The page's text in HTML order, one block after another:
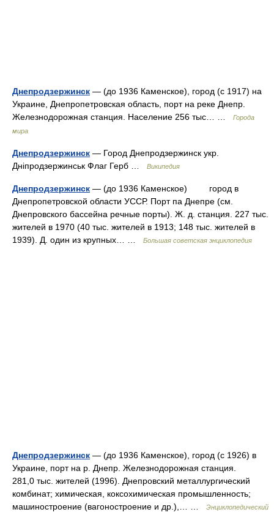
Днепродзержинск — (до 1936 Каменское), город (с 1917) на
Украине, Днепропетровская область, порт на реке Днепр.
Железнодорожная станция. Население 256 тыс… …
Города
мира
Днепродзержинск — Город Днепродзержинск укр.
Дніпродзержинськ Флаг Герб …
Википедия
Днепродзержинск — (до 1936 Каменское) город в
Днепропетровской области УССР. Порт па Днепре (см.
Днепровского бассейна речные порты). Ж. д. станция. 227 тыс.
жителей в 1970 (40 тыс. жителей в 1913; 148 тыс. жителей в
1939). Д. один из крупных… …
Большая советская энциклопедия
Днепродзержинск — (до 1936 Каменское), город (с 1926) в
Украине, порт на р. Днепр. Железнодорожная станция.
281,0 тыс. жителей (1996). Днепровский металлургический
комбинат; химическая, коксохимическая промышленность;
машиностроение (вагоностроение и др.),… …
Энциклопедический